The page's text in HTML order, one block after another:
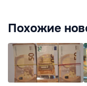
Похожие